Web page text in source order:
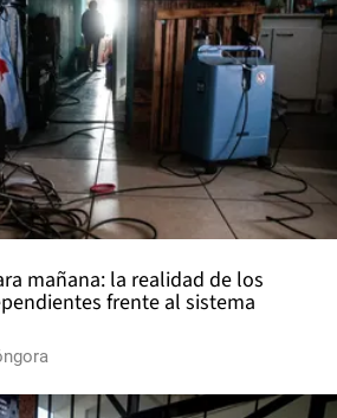
mañana: la realidad de los
frente al sistema